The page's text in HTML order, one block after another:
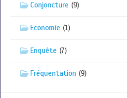
Conjoncture (9)
Economie (1)
Enquête (7)
Fréquentation (9)